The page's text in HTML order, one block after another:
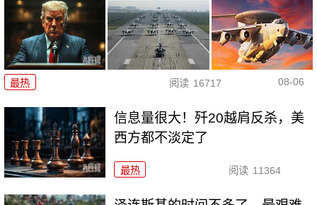
最热 阅读 16717 08-06
信息量很大！歼20越肩反杀，美
西方都不淡定了
最热 阅读 11364